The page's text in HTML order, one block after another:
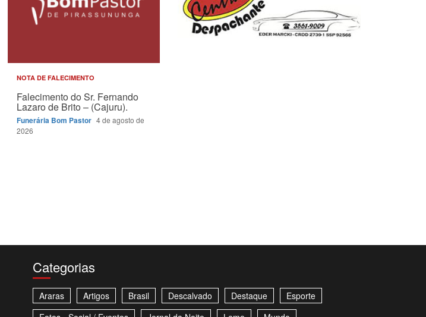
NOTA DE FALECIMENTO
Falecimento do Sr. Fernando
Lazaro de Brito – (Cajuru).
Funerária Bom Pastor 4 de agosto de
2026
Categorias
Araras Artigos Brasil Descalvado Destaque
Esporte